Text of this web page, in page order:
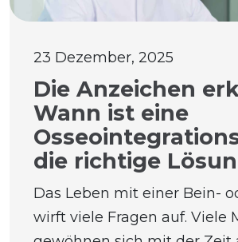
23 Dezember, 2025
Die Anzeichen
Wann ist eine
die richtige
Das Leben mit einer Bein-
wirft viele Fragen auf. Viele